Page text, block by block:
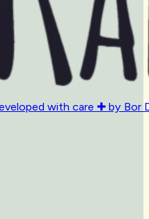
with care ✚ by Bor